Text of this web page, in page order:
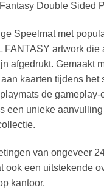
Double Sided
Speelmat met
FANTASY artwork
afgedrukt. Gemaakt
kaarten tijdens het
de
een unieke
van ongeveer
ook een uitstekende
kantoor.